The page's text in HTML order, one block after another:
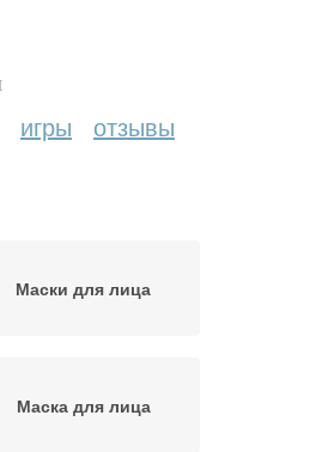
игры отзывы
Маски для лица
Маска для лица